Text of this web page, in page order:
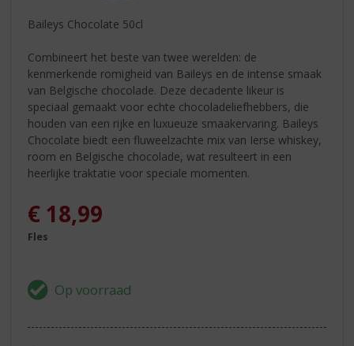
Baileys Chocolate 50cl
Combineert het beste van twee werelden: de
kenmerkende romigheid van Baileys en de intense smaak
van Belgische chocolade. Deze decadente likeur is
speciaal gemaakt voor echte chocoladeliefhebbers, die
houden van een rijke en luxueuze smaakervaring. Baileys
Chocolate biedt een fluweelzachte mix van Ierse whiskey,
room en Belgische chocolade, wat resulteert in een
heerlijke traktatie voor speciale momenten.
€ 18,99
Fles